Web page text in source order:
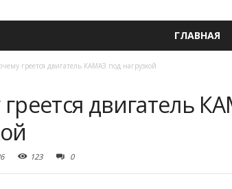
ГЛАВНАЯ
греется двигатель КАМАЗ под нагрузкой
двигатель
123 0